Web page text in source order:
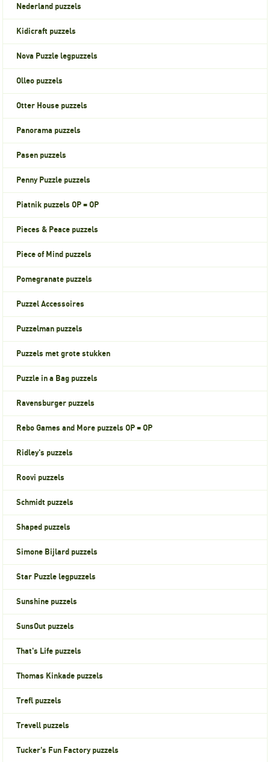
Nederland puzzels
Kidicraft puzzels
Nova Puzzle legpuzzels
Olleo puzzels
Otter House puzzels
Panorama puzzels
Pasen puzzels
Penny Puzzle puzzels
Piatnik puzzels OP = OP
Pieces & Peace puzzels
Piece of Mind puzzels
Pomegranate puzzels
Puzzel Accessoires
Puzzelman puzzels
Puzzels met grote stukken
Puzzle in a Bag puzzels
Ravensburger puzzels
Rebo Games and More puzzels OP = OP
Ridley's puzzels
Roovi puzzels
Schmidt puzzels
Shaped puzzels
Simone Bijlard puzzels
Star Puzzle legpuzzels
Sunshine puzzels
SunsOut puzzels
That's Life puzzels
Thomas Kinkade puzzels
Trefl puzzels
Trevell puzzels
Tucker's Fun Factory puzzels